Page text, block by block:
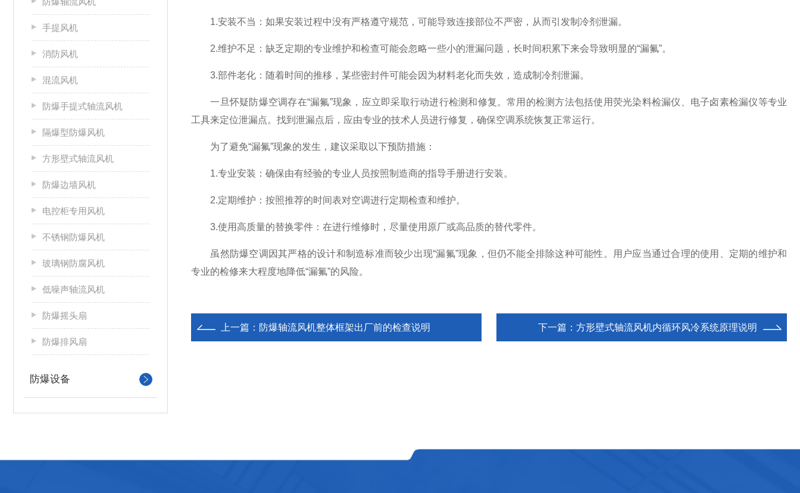
手提风机
消防风机
混流风机
防爆手提式轴流风机
隔爆型防爆风机
方形壁式轴流风机
防爆边墙风机
电控柜专用风机
不锈钢防爆风机
玻璃钢防腐风机
低噪声轴流风机
防爆摇头扇
防爆排风扇
防爆设备
1.安装不当：如果安装过程中没有严格遵守规范，可能导致连接部位不严密，从而引发制冷剂泄漏。
2.维护不足：缺乏定期的专业维护和检查可能会忽略一些小的泄漏问题，长时间积累下来会导致明显的“漏氟”。
3.部件老化：随着时间的推移，某些密封件可能会因为材料老化而失效，造成制冷剂泄漏。
一旦怀疑防爆空调存在“漏氟”现象，应立即采取行动进行检测和修复。常用的检测方法包括使用荧光染料检漏仪、电子卤素检漏仪等专业
工具来定位泄漏点。找到泄漏点后，应由专业的技术人员进行修复，确保空调系统恢复正常运行。
为了避免“漏氟”现象的发生，建议采取以下预防措施：
1.专业安装：确保由有经验的专业人员按照制造商的指导手册进行安装。
2.定期维护：按照推荐的时间表对空调进行定期检查和维护。
3.使用高质量的替换零件：在进行维修时，尽量使用原厂或高品质的替代零件。
虽然防爆空调因其严格的设计和制造标准而较少出现“漏氟”现象，但仍不能全排除这种可能性。用户应当通过合理的使用、定期的维护和
专业的检修来大程度地降低“漏氟”的风险。
上一篇： 防爆轴流风机整体框架出厂前的检查说明 下一篇： 方形壁式轴流风机内循环风冷系统原理说明